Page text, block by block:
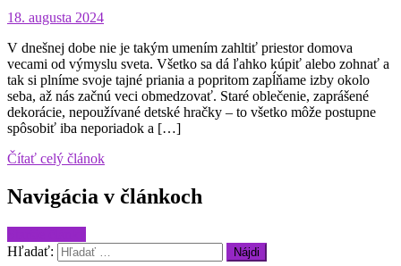
18. augusta 2024
V dnešnej dobe nie je takým umením zahltiť priestor domova
vecami od výmyslu sveta. Všetko sa dá ľahko kúpiť alebo zohnať a
tak si plníme svoje tajné priania a popritom zapĺňame izby okolo
seba, až nás začnú veci obmedzovať. Staré oblečenie, zaprášené
dekorácie, nepoužívané detské hračky – to všetko môže postupne
spôsobiť iba neporiadok a […]
Čítať celý článok
Navigácia v článkoch
Hľadať: